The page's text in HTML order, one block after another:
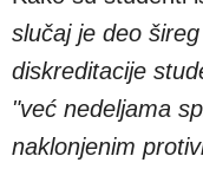
slučaj je deo
diskreditacije
"već nedeljama
naklonjenim